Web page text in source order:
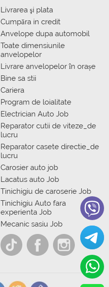
Livrarea şi plata
Сumpăra in credit
Anvelope dupa automobil
Toate dimensiunile
anvelopelor
Livrare anvelopelor în orașe
Bine sa stii
Cariera
Program de loialitate
Electrician Auto Job
Reparator cutii de viteze_de
lucru
Reparator casete directie_de
lucru
Carosier auto job
Lacatus auto Job
Tinichigiu de caroserie Job
Tinichigiu Auto fara
experienta Job
Mecanic sasiu Job